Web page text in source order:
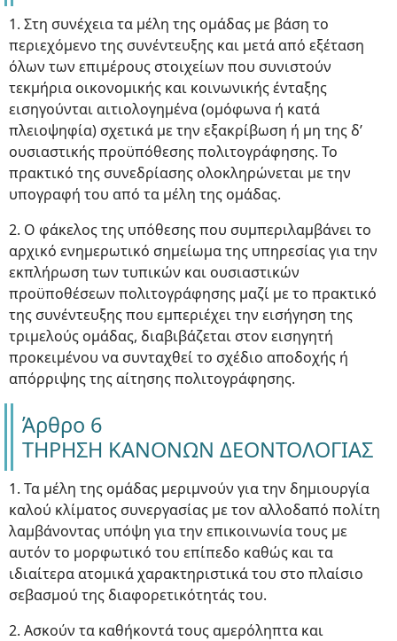
1. Στη συνέχεια τα μέλη της ομάδας με βάση το
περιεχόμενο της συνέντευξης και μετά από εξέταση
όλων των επιμέρους στοιχείων που συνιστούν
τεκμήρια οικονομικής και κοινωνικής ένταξης
εισηγούνται αιτιολογημένα (ομόφωνα ή κατά
πλειοψηφία) σχετικά με την εξακρίβωση ή μη της δ’
ουσιαστικής προϋπόθεσης πολιτογράφησης. Το
πρακτικό της συνεδρίασης ολοκληρώνεται με την
υπογραφή του από τα μέλη της ομάδας.
2. Ο φάκελος της υπόθεσης που συμπεριλαμβάνει το
αρχικό ενημερωτικό σημείωμα της υπηρεσίας για την
εκπλήρωση των τυπικών και ουσιαστικών
προϋποθέσεων πολιτογράφησης μαζί με το πρακτικό
της συνέντευξης που εμπεριέχει την εισήγηση της
τριμελούς ομάδας, διαβιβάζεται στον εισηγητή
προκειμένου να συνταχθεί το σχέδιο αποδοχής ή
απόρριψης της αίτησης πολιτογράφησης.
Άρθρο 6
ΤΗΡΗΣΗ ΚΑΝΟΝΩΝ ΔΕΟΝΤΟΛΟΓΙΑΣ
1. Τα μέλη της ομάδας μεριμνούν για την δημιουργία
καλού κλίματος συνεργασίας με τον αλλοδαπό πολίτη
λαμβάνοντας υπόψη για την επικοινωνία τους με
αυτόν το μορφωτικό του επίπεδο καθώς και τα
ιδιαίτερα ατομικά χαρακτηριστικά του στο πλαίσιο
σεβασμού της διαφορετικότητάς του.
2. Ασκούν τα καθήκοντά τους αμερόληπτα και